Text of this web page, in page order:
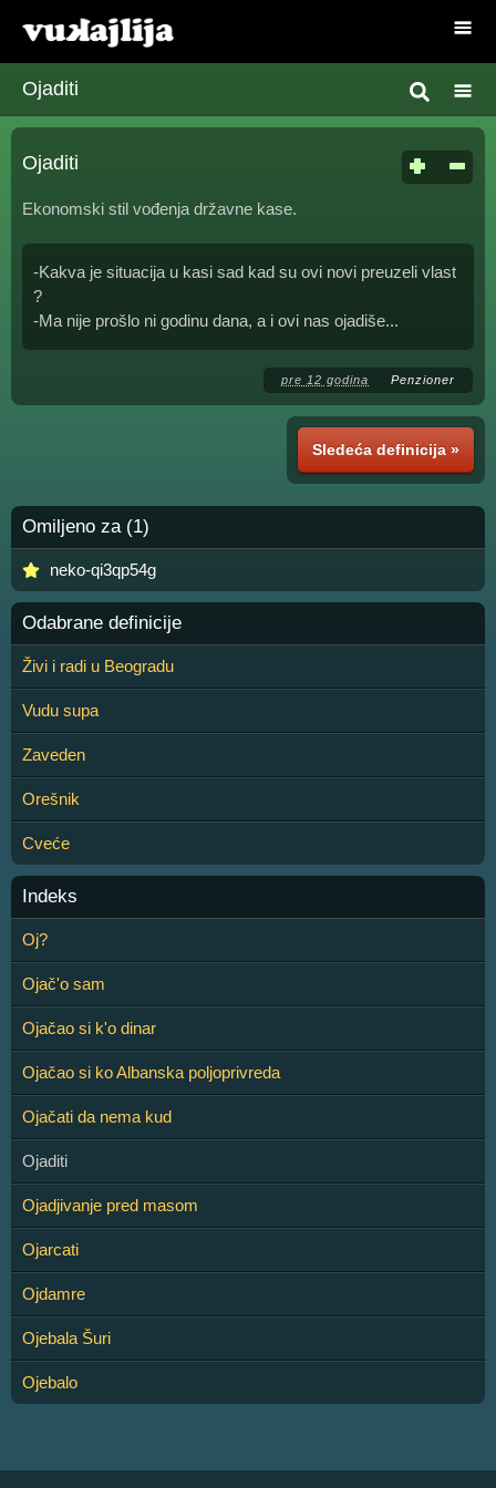
Ojaditi
Ojaditi
Ekonomski stil vođenja državne kase.
-Kakva je situacija u kasi sad kad su ovi novi preuzeli vlast
?
-Ma nije prošlo ni godinu dana, a i ovi nas ojadiše...
pre 12 godina Penzioner
Sledeća definicija »
Omiljeno za (1)
neko-qi3qp54g
Odabrane definicije
Živi i radi u Beogradu
Vudu supa
Zaveden
Orešnik
Cveće
Indeks
Oj?
Ojač'o sam
Ojačao si k'o dinar
Ojačao si ko Albanska poljoprivreda
Ojačati da nema kud
Ojaditi
Ojadjivanje pred masom
Ojarcati
Ojdamre
Ojebala Šuri
Ojebalo